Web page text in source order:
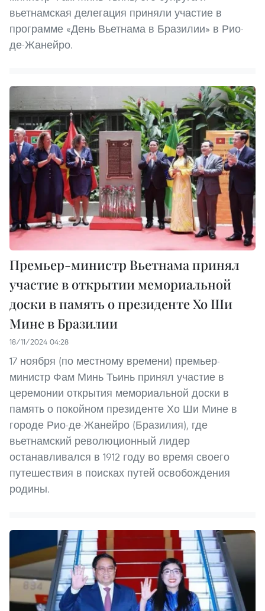
вьетнамская делегация приняли участие в
программе «День Вьетнама в Бразилии» в Рио-
де-Жанейро.
Премьер-министр Вьетнама принял
участие в открытии мемориальной
доски в память о президенте Хо Ши
Мине в Бразилии
18/11/2024 04:28
17 ноября (по местному времени) премьер-
министр Фам Минь Тьинь принял участие в
церемонии открытия мемориальной доски в
память о покойном президенте Хо Ши Мине в
городе Рио-де-Жанейро (Бразилия), где
вьетнамский революционный лидер
останавливался в 1912 году во время своего
путешествия в поисках путей освобождения
родины.